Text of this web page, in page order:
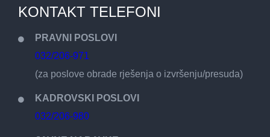
KONTAKT TELEFONI
PRAVNI POSLOVI
032/206-971
(za poslove obrade rješenja o izvršenju/presuda)
KADROVSKI POSLOVI
032/206-980